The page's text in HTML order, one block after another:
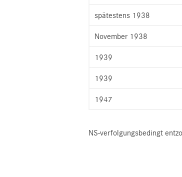
spätestens 1938
November 1938
1939
1939
1947
NS-verfolgungsbedingt